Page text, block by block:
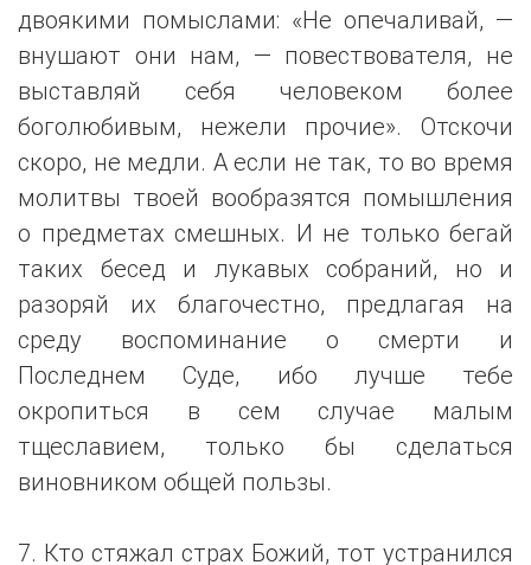
двоякими помыслами: «Не опечаливай, —
внушают они нам, — повествователя, не
выставляй себя человеком более
боголюбивым, нежели прочие». Отскочи
скоро, не медли. А если не так, то во время
молитвы твоей вообразятся помышления
о предметах смешных. И не только бегай
таких бесед и лукавых собраний, но и
разоряй их благочестно, предлагая на
среду воспоминание о смерти и
Последнем Суде, ибо лучше тебе
окропиться в сем случае малым
тщеславием, только бы сделаться
виновником общей пользы.
7. Кто стяжал страх Божий, тот устранился